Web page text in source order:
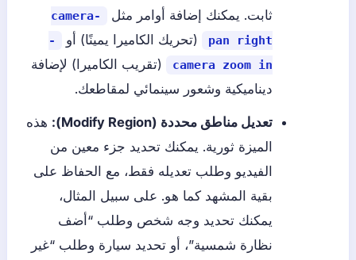
ثابت. يمكنك إضافة أوامر مثل
-camera
pan right
(تحريك الكاميرا يمينًا) أو
-
camera zoom in
(تقريب الكاميرا) لإضافة
ديناميكية وشعور سينمائي لمقاطعك.
تعديل مناطق محددة (Modify Region):
هذه
الميزة ثورية. يمكنك تحديد جزء معين من
الفيديو وطلب تعديله فقط، مع الحفاظ على
بقية المشهد كما هو. على سبيل المثال،
يمكنك تحديد وجه شخص وطلب “أضف
نظارة شمسية”، أو تحديد سيارة وطلب “غير